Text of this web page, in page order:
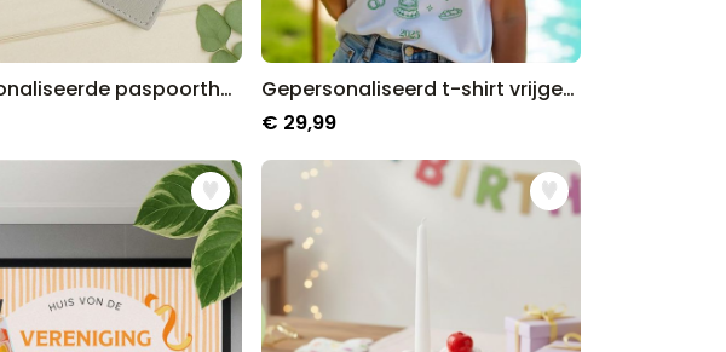
Gepersonaliseerde paspoorthoes en kofferlabel met symbool en tekst
Gepersonaliseerd t-shirt vrijgezellenfeest met symbolen en tekst
€ 29,99